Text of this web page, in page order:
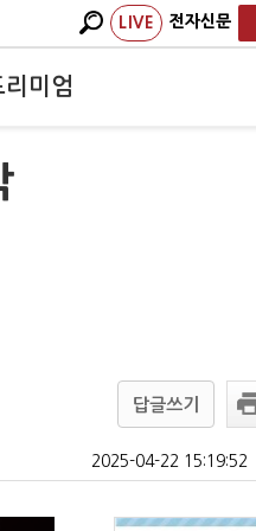
LIVE 전자신문
리미엄
답글쓰기
2025-04-22 15:19:52